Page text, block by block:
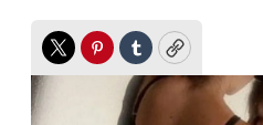
TwitterPinterest
TumblrCopy